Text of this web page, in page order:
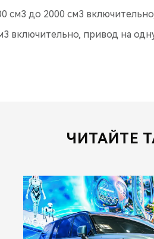
см3 до 2000 см3
включительно, привод на
ЧИТАЙТЕ